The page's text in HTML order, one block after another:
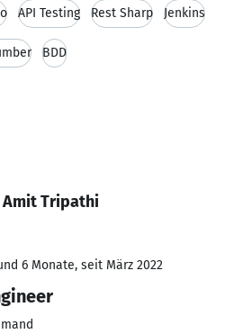
API Testing Rest Sharp Jenkins
BDD
Amit Tripathi
6 Monate, seit März 2022